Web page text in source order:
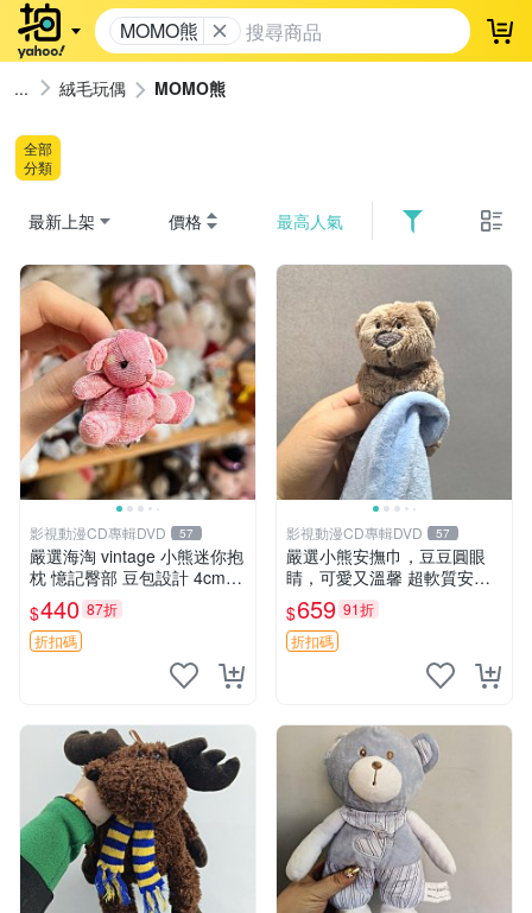
MOMO熊 登
絨毛玩偶 MOMO熊
全部
分類
最新上架 價格 最高人氣
影視動漫CD專輯DVD 57
嚴選海淘 vintage 小熊迷你抱
枕 憶記臀部 豆包設計 4cm
高 推薦收藏 迷你豆包小熊、
高臀部、豆袋抱枕
$440 87折
折扣碼
影視動漫CD專輯DVD 57
嚴選小熊安撫巾，豆豆圓眼
睛，可愛又溫馨 超軟質安撫
巾，豆豆設計，哄睡好幫手
約克豆豆眼安撫巾 數碼豆豆
眼
$659 91折
折扣碼